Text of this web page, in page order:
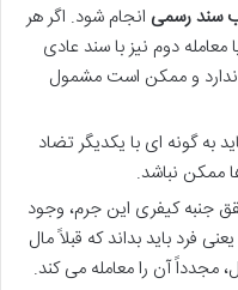
سند رسمی انجام شود. اگر هر
معامله دوم نیز با سند عادی
ندارد و ممکن است مشمول
به گونه ای با یکدیگر تضاد
ممکن نباشد.
جنبه کیفری این جرم، وجود
فرد باید بداند که قبلاً مال
مجدداً آن را معامله می کند.